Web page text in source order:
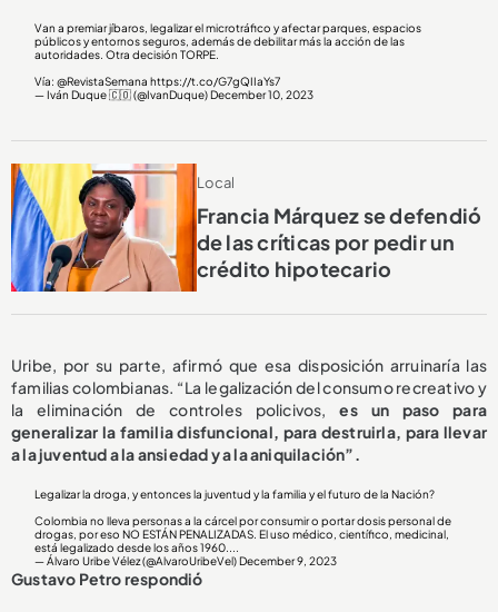
Van a premiar jíbaros, legalizar el microtráfico y afectar parques, espacios
públicos y entornos seguros, además de debilitar más la acción de las
autoridades. Otra decisión TORPE.
Vía:@RevistaSemana https://t.co/G7gQIIaYs7
— Iván Duque 🇨🇴 (@IvanDuque) December 10, 2023
Local
Francia Márquez se defendió
de las críticas por pedir un
crédito hipotecario
Uribe, por su parte, afirmó que esa disposición arruinaría las
familias colombianas. “La legalización del consumo recreativo y
la eliminación de controles policivos, es un paso para
generalizar la familia disfuncional, para destruirla, para llevar
a la juventud a la ansiedad y a la aniquilación”.
Legalizar la droga, y entonces la juventud y la familia y el futuro de la Nación?
Colombia no lleva personas a la cárcel por consumir o portar dosis personal de
drogas, por eso NO ESTÁN PENALIZADAS. El uso médico, científico, medicinal,
está legalizado desde los años 1960....
— Álvaro Uribe Vélez (@AlvaroUribeVel) December 9, 2023
Gustavo Petro respondió